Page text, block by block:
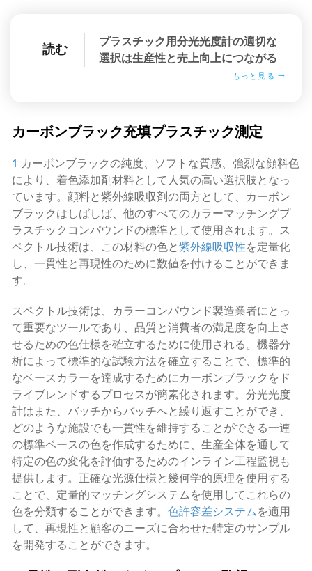
読む
プラスチック用分光光度計の適切な
選択は生産性と売上向上につながる
もっと見る
カーボンブラック充填プラスチック測定
1 カーボンブラックの純度、ソフトな質感、強烈な顔料色
により、着色添加剤材料として人気の高い選択肢となっ
ています。顔料と紫外線吸収剤の両方として、カーボン
ブラックはしばしば、他のすべてのカラーマッチングプ
ラスチックコンパウンドの標準として使用されます。ス
ペクトル技術は、この材料の色と紫外線吸収性を定量化
し、一貫性と再現性のために数値を付けることができま
す。
スペクトル技術は、カラーコンパウンド製造業者にとっ
て重要なツールであり、品質と消費者の満足度を向上さ
せるための色仕様を確立するために使用される。機器分
析によって標準的な試験方法を確立することで、標準的
なベースカラーを達成するためにカーボンブラックをド
ライブレンドするプロセスが簡素化されます。分光光度
計はまた、バッチからバッチへと繰り返すことができ、
どのような施設でも一貫性を維持することができる一連
の標準ベースの色を作成するために、生産全体を通して
特定の色の変化を評価するためのインライン工程監視も
提供します。正確な光源仕様と幾何学的原理を使用する
ことで、定量的マッチングシステムを使用してこれらの
色を分類することができます。 色許容差システムを適用
して、再現性と顧客のニーズに合わせた特定のサンプル
を開発することができます。